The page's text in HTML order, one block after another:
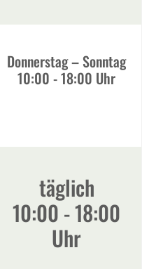
Donnerstag – Sonntag
10:00 - 18:00 Uhr​
täglich
10:00 - 18:00
Uhr​